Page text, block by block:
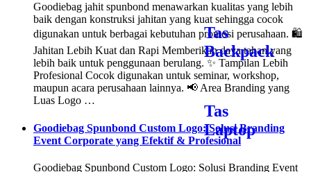
Tas
Backpack
Tas
Laptop
Goodiebag jahit spunbond menawarkan kualitas yang lebih
baik dengan konstruksi jahitan yang kuat sehingga cocok
digunakan untuk berbagai kebutuhan promosi perusahaan. 🛍️
Jahitan Lebih Kuat dan Rapi Memberikan daya tahan yang
lebih baik untuk penggunaan berulang. ✨ Tampilan Lebih
Profesional Cocok digunakan untuk seminar, workshop,
maupun acara perusahaan lainnya. 📢 Area Branding yang
Luas Logo …
Goodiebag Spunbond Custom Logo: Solusi Branding
Event Corporate yang Efektif & Profesional
Goodiebag Spunbond Custom Logo: Solusi Branding Event